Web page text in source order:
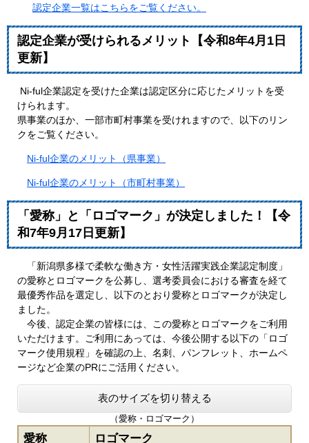
認定企業一覧はこちらをご覧ください。
認定企業が受けられるメリット【令和8年4月1日
更新】
Ni-ful企業認定を受けた企業は認定区分に応じたメリットを受
けられます。
県事業のほか、一部市町村事業を受けれますので、以下のリン
クをご覧ください。
Ni-ful企業のメリット（県事業）
Ni-ful企業のメリット（市町村事業）
「愛称」と「ロゴマーク」が決定しました！【令
和7年9月17日更新】
「新潟県多様で柔軟な働き方・女性活躍実践企業認定制度」
の愛称とロゴマークを公募し、選考委員会における審査を経て
最優秀作品を選定し、以下のとおり愛称とロゴマークが決定し
ました。
今後、認定企業の皆様には、この愛称とロゴマークをご利用
いただけます。ご利用にあっては、今後公開する以下の「ロゴ
マーク使用規程」を確認の上、名刺、パンフレット、ホームペ
ージなど企業のPRにご活用ください。
表のサイズを切り替える
（愛称・ロゴマーク）
愛称 ロゴマーク